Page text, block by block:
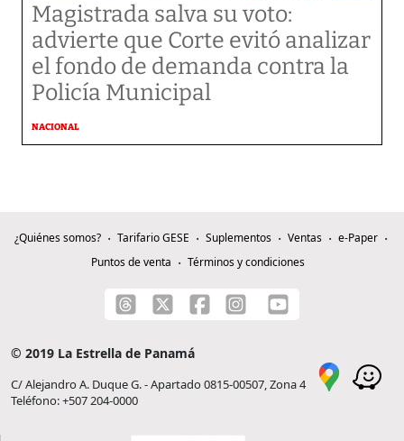
Magistrada salva su voto:
advierte que Corte evitó analizar
el fondo de demanda contra la
Policía Municipal
NACIONAL
¿Quiénes somos? Tarifario GESE Suplementos Ventas
e-Paper
Puntos de venta
Términos y condiciones
© 2019 La Estrella de Panamá
C/ Alejandro A. Duque G. - Apartado 0815-00507, Zona 4
Teléfono: +507 204-0000